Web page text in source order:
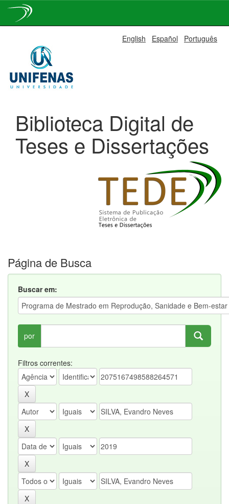
navigation
English Español Português
Biblioteca Digital de
Teses e Dissertações
Página de Busca
Buscar em:
por
Filtros correntes: